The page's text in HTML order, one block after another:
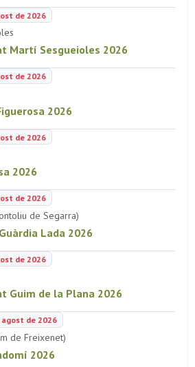
de 2026
Martí Sesgueioles 2026
de 2026
2026
de 2026
2026
de 2026
de Segarra)
Lada 2026
de 2026
Guim de la Plana 2026
agost de 2026
de Freixenet)
2026